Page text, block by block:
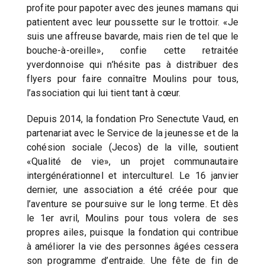
profite pour papoter avec des jeunes mamans qui
patientent avec leur poussette sur le trottoir. «Je
suis une affreuse bavarde, mais rien de tel que le
bouche-à-oreille», confie cette retraitée
yverdonnoise qui n’hésite pas à distribuer des
flyers pour faire connaître Moulins pour tous,
l’association qui lui tient tant à cœur.
Depuis 2014, la fondation Pro Senectute Vaud, en
partenariat avec le Service de la jeunesse et de la
cohésion sociale (Jecos) de la ville, soutient
«Qualité de vie», un projet communautaire
intergénérationnel et interculturel. Le 16 janvier
dernier, une association a été créée pour que
l’aventure se poursuive sur le long terme. Et dès
le 1er avril, Moulins pour tous volera de ses
propres ailes, puisque la fondation qui contribue
à améliorer la vie des personnes âgées cessera
son programme d’entraide. Une fête de fin de